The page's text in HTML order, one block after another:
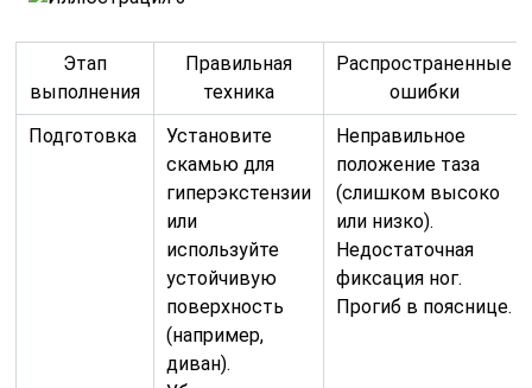
Этап
выполнения
Правильная
техника
Распространенные
ошибки
Подготовка
Установите
скамью для
гиперэкстензии
или
используйте
устойчивую
поверхность
(например,
диван).
Неправильное
положение таза
(слишком высоко
или низко).
Недостаточная
фиксация ног.
Прогиб в пояснице.